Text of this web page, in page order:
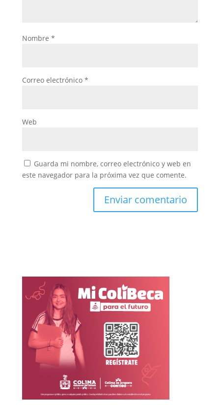
Nombre *
Correo electrónico *
Web
Guarda mi nombre, correo electrónico y web en
este navegador para la próxima vez que comente.